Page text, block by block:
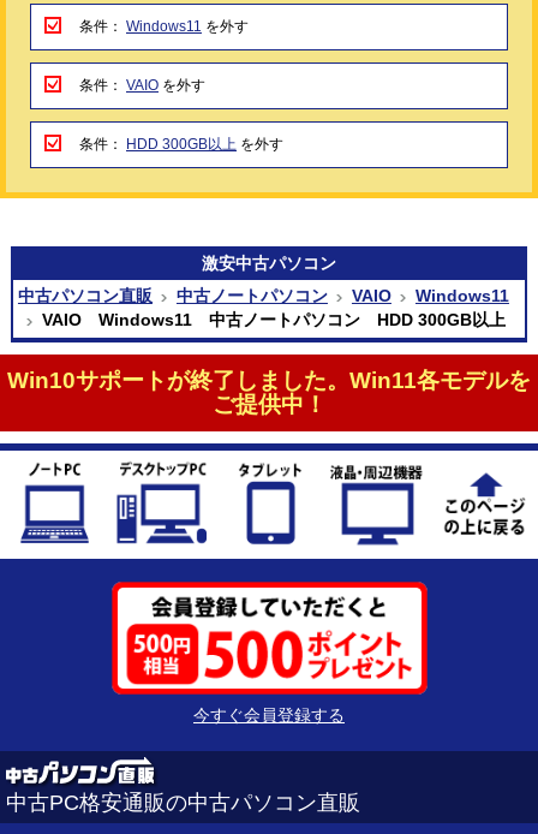
条件： Windows11 を外す
条件： VAIO を外す
条件： HDD 300GB以上 を外す
激安中古パソコン
中古パソコン直販
中古ノートパソコン VAIO
Windows11
VAIO Windows11 中古ノートパソコン HDD 300GB以上
Win10サポートが終了しました。Win11各モデルを
ご提供中！
今すぐ会員登録する
中古PC格安通販の中古パソコン直販